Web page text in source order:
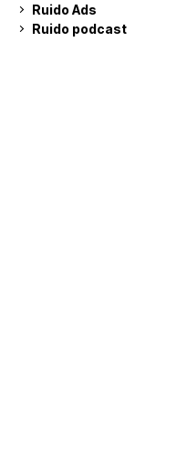
Ruido Ads
Ruido podcast